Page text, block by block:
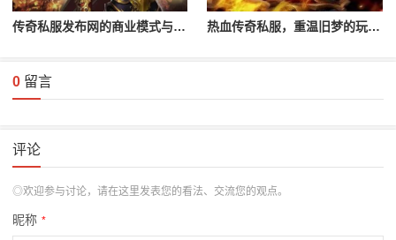
传奇私服发布网的商业模式与未来发展 热血传奇私服，重温旧梦的玩家首选
0 留言
评论
◎欢迎参与讨论，请在这里发表您的看法、交流您的观点。
昵称 *